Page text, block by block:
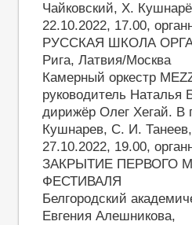
Чайковский, Х.
22.10.2022, 17.00,
РУССКАЯ ШКОЛА
Рига, Латвия/Москва
Камерный оркестр
руководитель Наталья
дирижёр Олег Хегай. В
Кушнарев, С. И.
27.10.2022, 19.00,
ЗАКРЫТИЕ ПЕРВОГО
ФЕСТИВАЛЯ
Белгородский
Евгения Алешникова,